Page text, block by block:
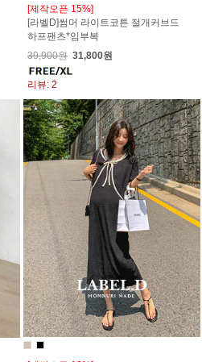
[제작오픈 15%]
[라벨D]썸머 라이트코튼 절개커브드
하프팬츠*임부복
39,900원 31,800원
리뷰: 2